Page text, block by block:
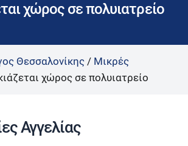
m
χώρος σε πολυιατρείο
Θεσσαλονίκης / Μικρές
χώρος σε πολυιατρείο
Αγγελίας